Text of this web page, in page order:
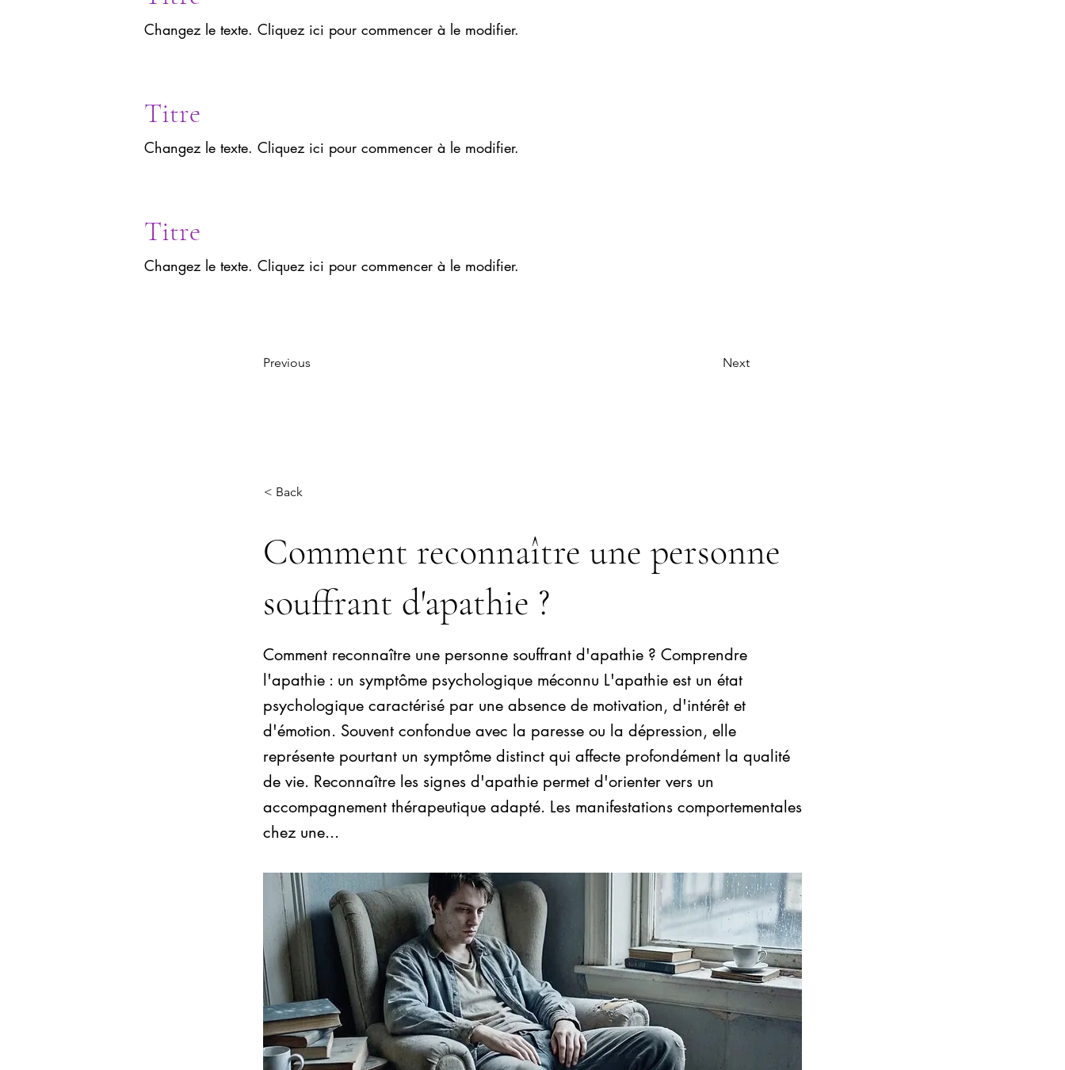
Changez le texte. Cliquez ici pour commencer à le modifier.
Titre
Changez le texte. Cliquez ici pour commencer à le modifier.
Titre
Changez le texte. Cliquez ici pour commencer à le modifier.
Previous Next
< Back
Comment reconnaître une personne
souffrant d'apathie ?
Comment reconnaître une personne souffrant d'apathie ? Comprendre
l'apathie : un symptôme psychologique méconnu L'apathie est un état
psychologique caractérisé par une absence de motivation, d'intérêt et
d'émotion. Souvent confondue avec la paresse ou la dépression, elle
représente pourtant un symptôme distinct qui affecte profondément la qualité
de vie. Reconnaître les signes d'apathie permet d'orienter vers un
accompagnement thérapeutique adapté. Les manifestations comportementales
chez une...